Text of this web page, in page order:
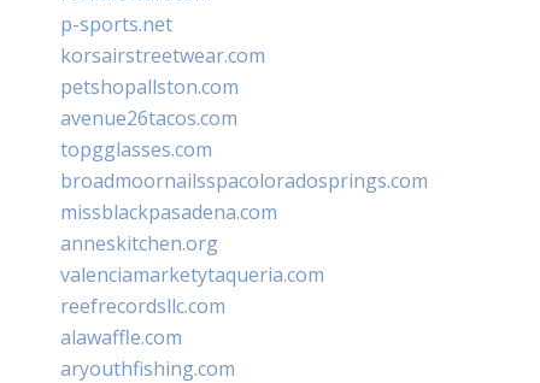
p-sports.net
korsairstreetwear.com
petshopallston.com
avenue26tacos.com
topgglasses.com
broadmoornailsspacoloradosprings.com
missblackpasadena.com
anneskitchen.org
valenciamarketytaqueria.com
reefrecordsllc.com
alawaffle.com
aryouthfishing.com